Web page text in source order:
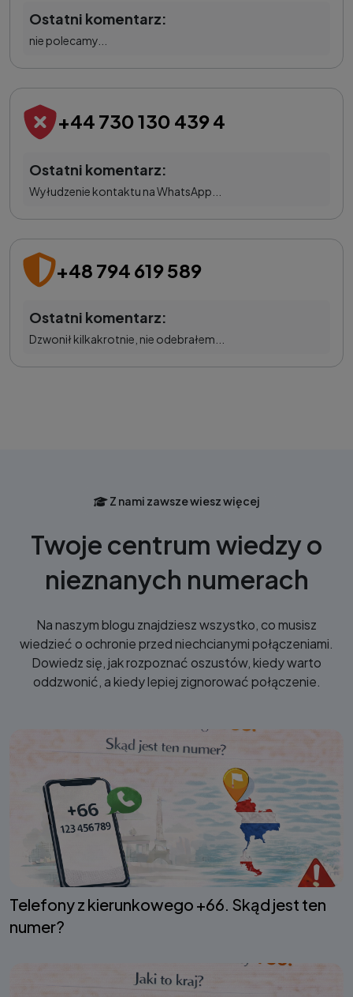
Ostatni komentarz:
nie polecamy...
+44 730 130 439 4
Ostatni komentarz:
Wyłudzenie kontaktu na WhatsApp...
+48 794 619 589
Ostatni komentarz:
Dzwonił kilkakrotnie, nie odebrałem...
Z nami zawsze wiesz więcej
Twoje centrum wiedzy o
nieznanych numerach
Na naszym blogu znajdziesz wszystko, co musisz
wiedzieć o ochronie przed niechcianymi połączeniami.
Dowiedz się, jak rozpoznać oszustów, kiedy warto
oddzwonić, a kiedy lepiej zignorować połączenie.
Telefony z kierunkowego +66. Skąd jest ten
numer?